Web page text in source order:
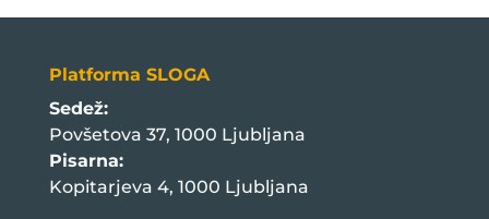
Platforma SLOGA
Sedež:
Povšetova 37, 1000 Ljubljana
Pisarna:
Kopitarjeva 4, 1000 Ljubljana